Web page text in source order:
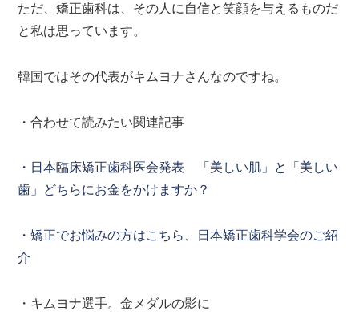
ただ、矯正歯科は、その人に自信と笑顔を与えるものだ
と私は思っています。
韓国ではその代表がキムヨナさんなのですね。
・合わせて読みたい関連記事
・日本臨床矯正歯科医会発表 「美しい肌」と「美しい
歯」どちらにお金をかけますか？
・矯正でお悩みの方はこちら、日本矯正歯科学会のご紹
介
・キムヨナ選手。金メダルの影に